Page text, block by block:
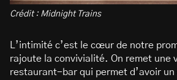
Crédit : Midnight Trains
L’intimité c’est le cœur de notre
rajoute la convivialité. On remet une
restaurant-bar qui permet d’avoir